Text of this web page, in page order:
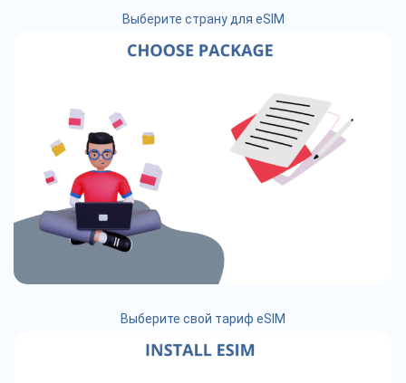
Выберите страну для eSIM
Выберите свой тариф eSIM